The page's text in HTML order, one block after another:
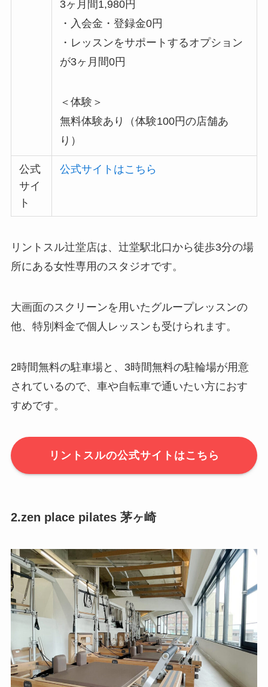
3ヶ月間1,980円
・入会金・登録金0円
・レッスンをサポートするオプション
が3ヶ月間0円
＜体験＞
無料体験あり（体験100円の店舗あ
り）
公式
サイ
ト
公式サイトはこちら
リントスル辻堂店は、辻堂駅北口から徒歩3分の場
所にある女性専用のスタジオです。
大画面のスクリーンを用いたグループレッスンの
他、特別料金で個人レッスンも受けられます。
2時間無料の駐車場と、3時間無料の駐輪場が用意
されているので、車や自転車で通いたい方におす
すめです。
リントスルの公式サイトはこちら
2.zen place pilates 茅ヶ崎